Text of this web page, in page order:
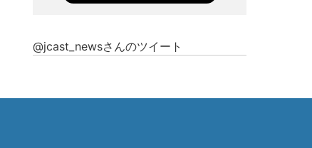
@jcast_newsさんのツイート